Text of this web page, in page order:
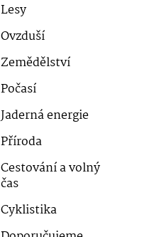
Lesy
Ovzduší
Zemědělství
Počasí
Jaderná energie
Příroda
Cestování a volný
čas
Cyklistika